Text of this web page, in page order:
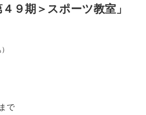
９期＞スポーツ教室」
で